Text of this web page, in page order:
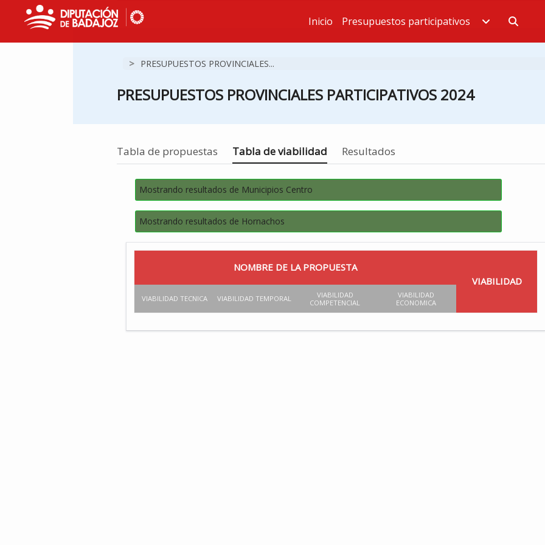
Estás en
Inicio Presupuestos participativos
> PRESUPUESTOS PROVINCIALES...
PRESUPUESTOS PROVINCIALES PARTICIPATIVOS 2024
Tabla de propuestas Estás en
Tabla de viabilidad Resultados
Mostrando resultados de Municipios Centro
Mostrando resultados de Hornachos
NOMBRE DE LA PROPUESTA
VIABILIDAD
VIABILIDAD TECNICA VIABILIDAD TEMPORAL
VIABILIDAD
COMPETENCIAL
VIABILIDAD
ECONOMICA